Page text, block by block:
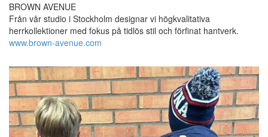
BROWN AVENUE
Från vår studio i Stockholm designar vi högkvalitativa
herrkollektioner med fokus på tidlös stil och förfinat hantverk.
www.brown-avenue.com